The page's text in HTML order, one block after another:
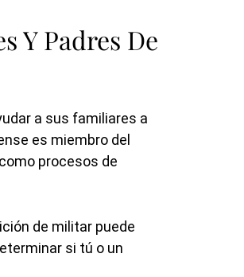
Y Padres De
a sus familiares a
es miembro del
procesos de
de militar puede
si tú o un